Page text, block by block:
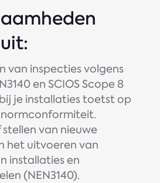
van inspecties volgens
en SCIOS Scope 8
je installaties toetst op
van nieuwe
het uitvoeren van
installaties en
(NEN3140).